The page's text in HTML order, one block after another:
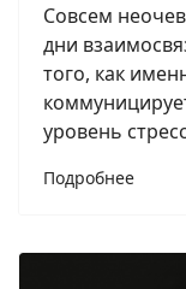
Совсем
дни
того, как
уровень
Подробнее